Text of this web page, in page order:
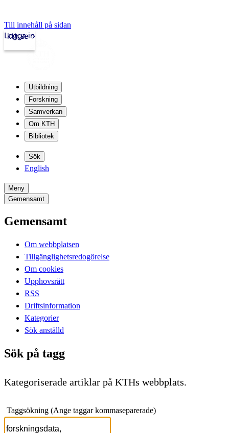
Till innehåll på sidan
kth.se
Logga in
Utbildning
Forskning
Samverkan
Om KTH
Bibliotek
Sök
English
Meny
Gemensamt
Gemensamt
Om webbplatsen
Tillgänglighetsredogörelse
Om cookies
Upphovsrätt
RSS
Driftsinformation
Kategorier
Sök anställd
Sök på tagg
Kategoriserade artiklar på KTHs webbplats.
Taggsökning (Ange taggar kommaseparerade)